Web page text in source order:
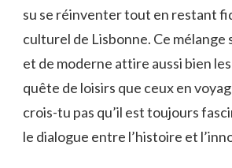
su se réinventer tout en restant
culturel de Lisbonne. Ce mélange
et de moderne attire aussi bien
quête de loisirs que ceux en
crois-tu pas qu’il est toujours
le dialogue entre l’histoire et